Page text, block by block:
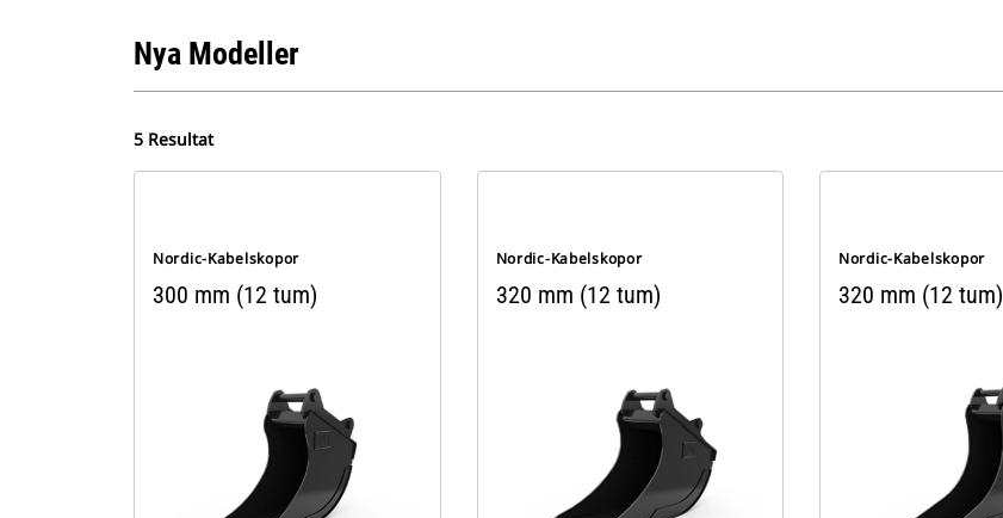
Nya Modeller
5 Resultat
Nordic-Kabelskopor
300 mm (12 tum)
Nordic-Kabelskopor
320 mm (12 tum)
Nordic-Kabelskopor
320 mm (12 tum)